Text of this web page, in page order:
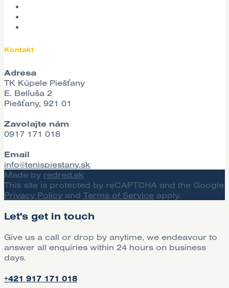
Kontakt
Adresa
TK Kúpele Piešťany
E. Belluša 2
Piešťany, 921 01
Zavolajte nám
0917 171 018
Email
info@tenispiestany.sk
Made by redred.sk
This site is protected by reCAPTCHA and the Google
Privacy Policy and Terms of Service apply.
Let's get in touch
Give us a call or drop by anytime, we endeavour to
answer all enquiries within 24 hours on business
days.
+421 917 171 018